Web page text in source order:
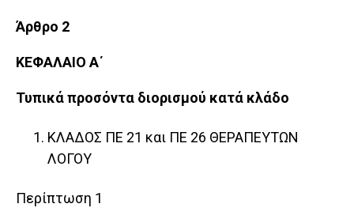
Άρθρο 2
ΚΕΦΑΛΑΙΟ Α΄
Τυπικά προσόντα διορισμού κατά κλάδο
ΚΛΑΔΟΣ ΠΕ 21 και ΠΕ 26 ΘΕΡΑΠΕΥΤΩΝ
ΛΟΓΟΥ
Περίπτωση 1